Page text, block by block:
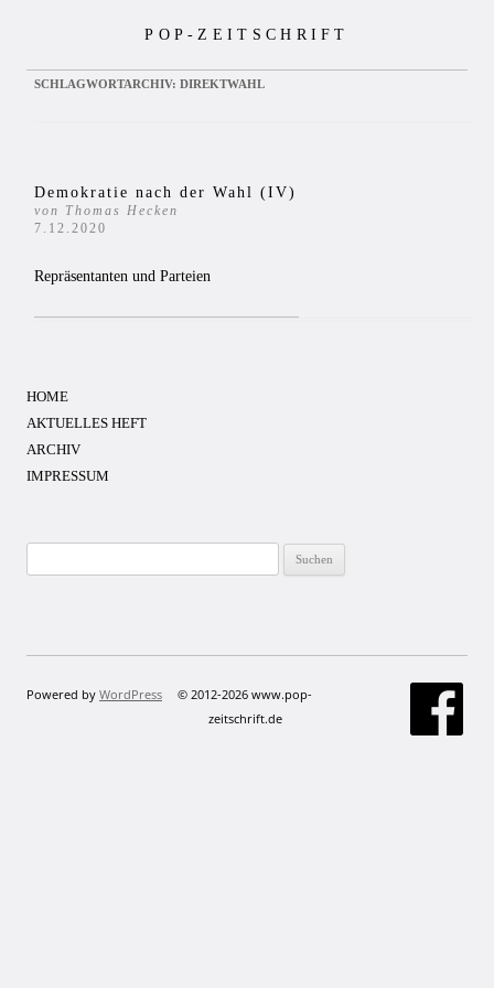
POP-ZEITSCHRIFT
SCHLAGWORTARCHIV: DIREKTWAHL
Demokratie nach der Wahl (IV)
von Thomas Hecken
7.12.2020
Repräsentanten und Parteien
HOME
AKTUELLES HEFT
ARCHIV
IMPRESSUM
nach:
Powered by WordPress
© 2012-2026 www.pop-
zeitschrift.de